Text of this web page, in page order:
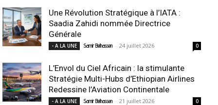
Une Révolution Stratégique à l’IATA :
Saadia Zahidi nommée Directrice
Générale
- A LA UNE Samir Belhassen - 24 juillet 2026 0
L’Envol du Ciel Africain : la stimulante
Stratégie Multi-Hubs d’Ethiopian Airlines
Redessine l’Aviation Continentale
- A LA UNE Samir Belhassen - 21 juillet 2026 0